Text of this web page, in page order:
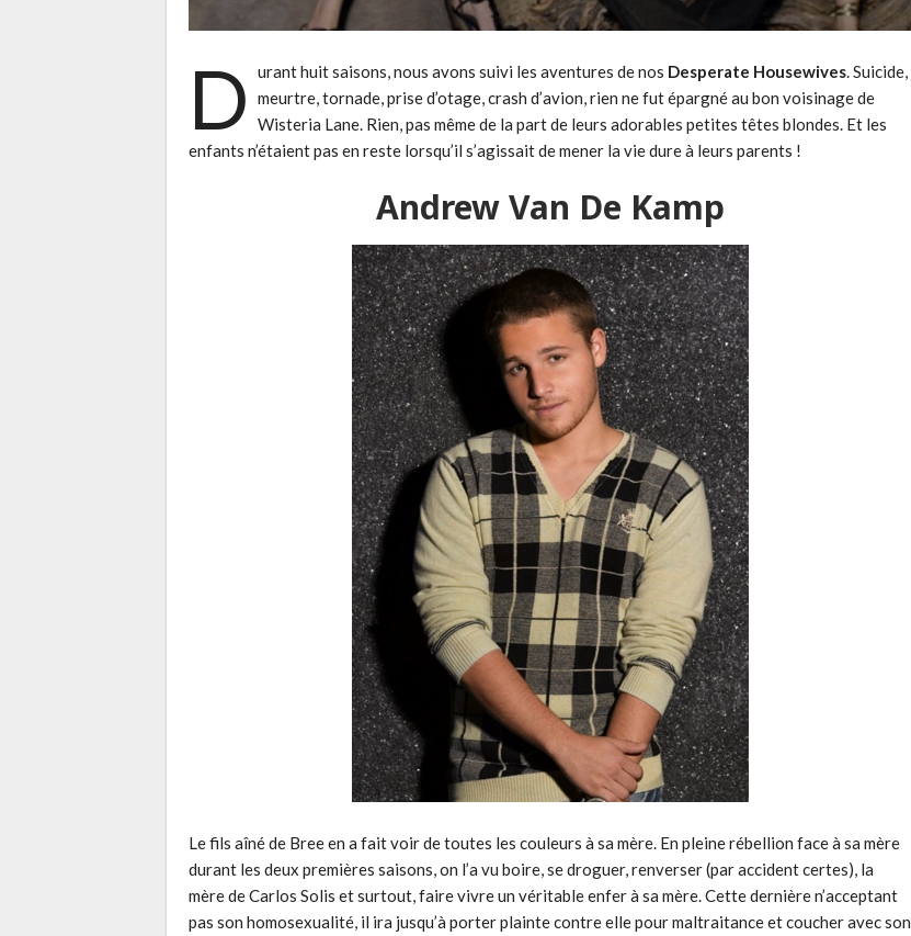
D urant huit saisons, nous avons suivi les aventures de nos Desperate Housewives. Suicide,
meurtre, tornade, prise d’otage, crash d’avion, rien ne fut épargné au bon voisinage de
Wisteria Lane. Rien, pas même de la part de leurs adorables petites têtes blondes. Et les
enfants n’étaient pas en reste lorsqu’il s’agissait de mener la vie dure à leurs parents !
Andrew Van De Kamp
Le fils aîné de Bree en a fait voir de toutes les couleurs à sa mère. En pleine rébellion face à sa mère
durant les deux premières saisons, on l’a vu boire, se droguer, renverser (par accident certes), la
mère de Carlos Solis et surtout, faire vivre un véritable enfer à sa mère. Cette dernière n’acceptant
pas son homosexualité, il ira jusqu’à porter plainte contre elle pour maltraitance et coucher avec son